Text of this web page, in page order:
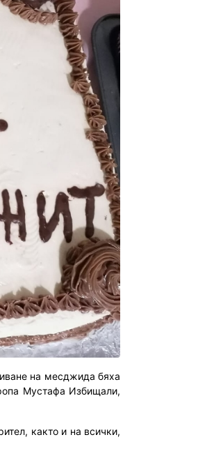
на месджида бяха
Мустафа Избищали,
както и на всички,